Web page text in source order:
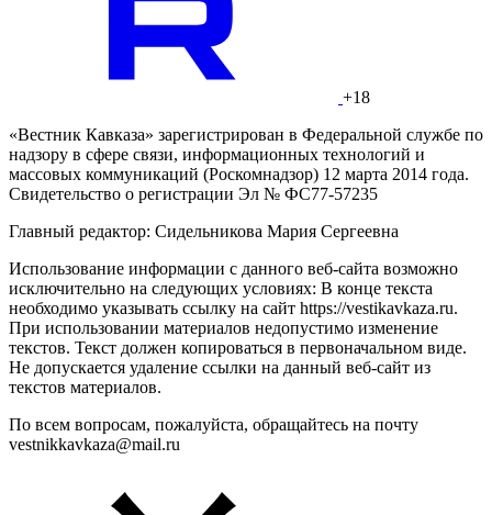
+18
«Вестник Кавказа» зарегистрирован в Федеральной службе по
надзору в сфере связи, информационных технологий и
массовых коммуникаций (Роскомнадзор) 12 марта 2014 года.
Свидетельство о регистрации Эл № ФС77-57235
Главный редактор: Сидельникова Мария Сергеевна
Использование информации с данного веб-сайта возможно
исключительно на следующих условиях: В конце текста
необходимо указывать ссылку на сайт https://vestikavkaza.ru.
При использовании материалов недопустимо изменение
текстов. Текст должен копироваться в первоначальном виде.
Не допускается удаление ссылки на данный веб-сайт из
текстов материалов.
По всем вопросам, пожалуйста, обращайтесь на почту
vestnikkavkaza@mail.ru